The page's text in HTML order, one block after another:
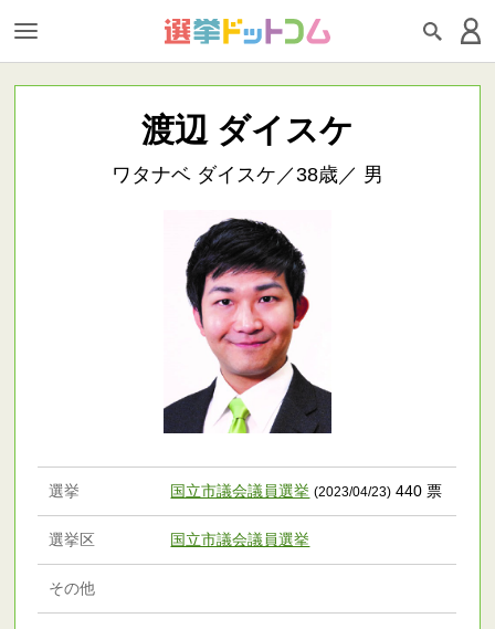
渡辺 ダイスケ
ワタナベ ダイスケ／38歳／ 男
選挙 国立市議会議員選挙 (2023/04/23) 440 票
選挙区 国立市議会議員選挙
その他